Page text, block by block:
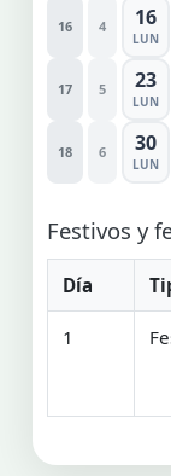
16 4 16
LUN
17 5 23
LUN
18 6 30
LUN
Festivos y
Día
1